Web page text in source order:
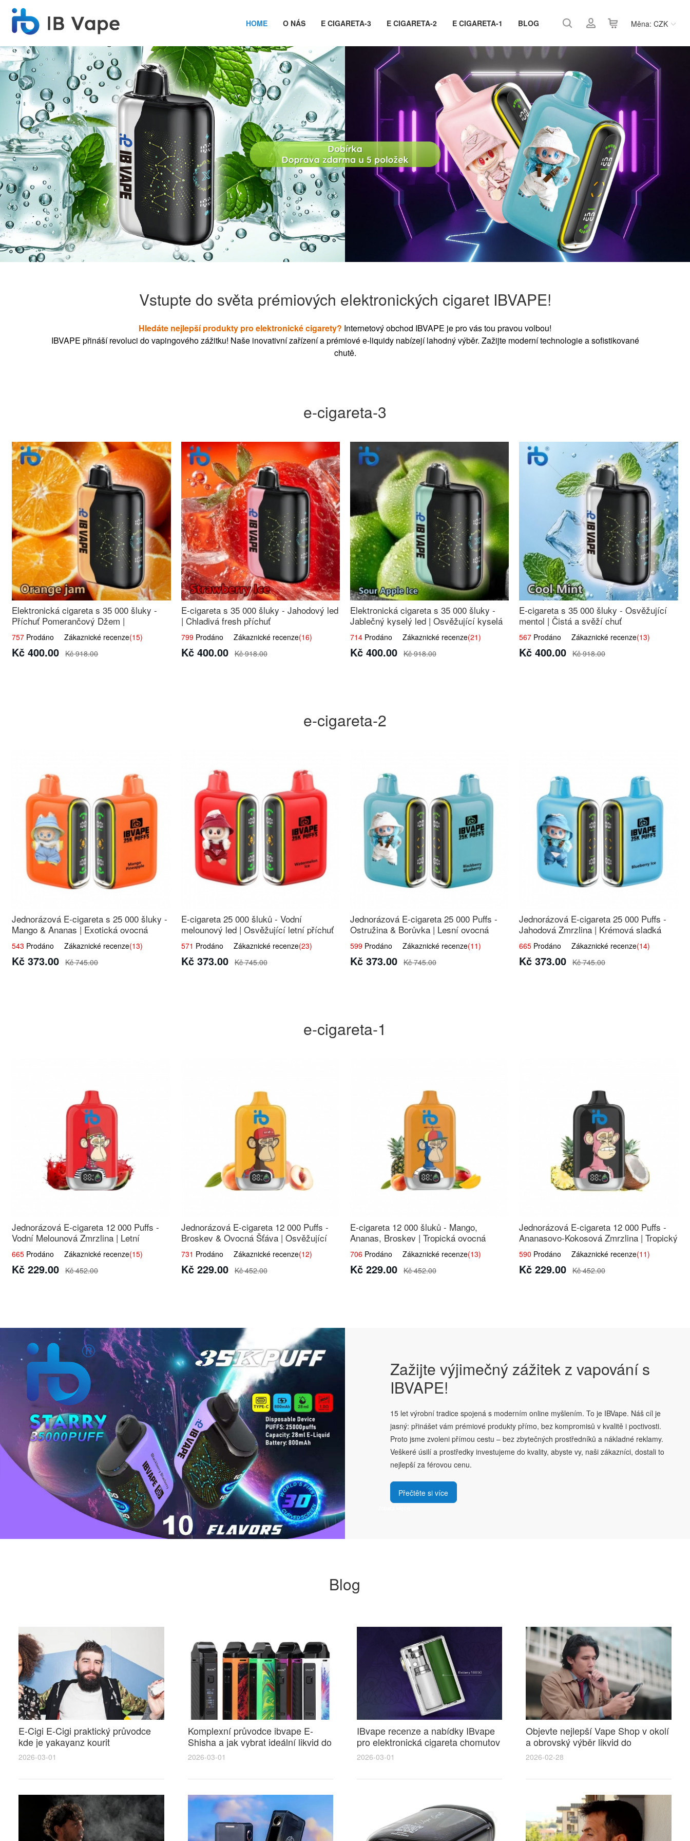
Měna: CZK
HOME O NÁS E CIGARETA-3 E CIGARETA-2 E CIGARETA-1 BLOG
Vstupte do světa prémiových elektronických cigaret IBVAPE!
Hledáte nejlepší produkty pro elektronické cigarety? Internetový obchod IBVAPE je pro vás tou pravou volbou!
IBVAPE přináší revoluci do vapingového zážitku! Naše inovativní zařízení a prémiové e-liquidy nabízejí lahodný výběr. Zažijte moderní technologie a sofistikované
chutě.
e-cigareta-3
Elektronická cigareta s 35 000 šluky -
Příchuť Pomerančový Džem |
Dlouhotrvající zážitek
757 Prodáno Zákaznické recenze(15)
Kč 400.00 Kč 918.00
E-cigareta s 35 000 šluky - Jahodový led
| Chladivá fresh příchuť
799Prodáno Zákaznické recenze(16)
Kč 400.00 Kč 918.00
Elektronická cigareta s 35 000 šluky -
Jablečný kyselý led | Osvěžující kyselá
jablka
714Prodáno Zákaznické recenze(21)
Kč 400.00 Kč 918.00
E-cigareta s 35 000 šluky - Osvěžující
mentol | Čistá a svěží chuť
567 Prodáno Zákaznické recenze(13)
Kč 400.00 Kč 918.00
e-cigareta-2
Jednorázová E-cigareta s 25 000 šluky -
Mango & Ananas | Exotická ovocná
směs
543 Prodáno Zákaznické recenze(13)
Kč 373.00 Kč 745.00
E-cigareta 25 000 šluků - Vodní
melounový led | Osvěžující letní příchuť
571 Prodáno Zákaznické recenze(23)
Kč 373.00 Kč 745.00
Jednorázová E-cigareta 25 000 Puffs -
Ostružina & Borůvka | Lesní ovocná
směs
599Prodáno Zákaznické recenze(11)
Kč 373.00 Kč 745.00
Jednorázová E-cigareta 25 000 Puffs -
Jahodová Zmrzlina | Krémová sladká
příchuť
665 Prodáno Zákaznické recenze(14)
Kč 373.00 Kč 745.00
e-cigareta-1
Jednorázová E-cigareta 12 000 Puffs -
Vodní Melounová Zmrzlina | Letní
dezertní příchuť
665 Prodáno Zákaznické recenze(15)
Kč 229.00 Kč 452.00
Jednorázová E-cigareta 12 000 Puffs -
Broskev & Ovocná Šťáva | Osvěžující
ovocná směs
731 Prodáno Zákaznické recenze(12)
Kč 229.00 Kč 452.00
E-cigareta 12 000 šluků - Mango,
Ananas, Broskev | Tropická ovocná
směs
706Prodáno Zákaznické recenze(13)
Kč 229.00 Kč 452.00
Jednorázová E-cigareta 12 000 Puffs -
Ananasovo-Kokosová Zmrzlina | Tropický
dezert
590 Prodáno Zákaznické recenze(11)
Kč 229.00 Kč 452.00
Zažijte výjimečný zážitek z vapování s
IBVAPE!
15 let výrobní tradice spojená s moderním online myšlením. To je IBVape. Náš cíl je
jasný: přinášet vám prémiové produkty přímo, bez kompromisů v kvalitě i poctivosti.
Proto jsme zvoleni přímou cestu – bez zbytečných prostředníků a nákladné reklamy.
Veškeré úsilí a prostředky investujeme do kvality, abyste vy, naši zákazníci, dostali to
nejlepší za férovou cenu.
Přečtěte si více
Blog
E-Cigi E-Cigi praktický průvodce
kde je yakayanz kourit
elektronickou cigaretu pravidla
místa a uživatelské tipy
2026-03-01
Komplexní průvodce ibvape E-
Shisha a jak vybrat ideální likvid do
elektronické cigarety pro plnou chuť
2026-03-01
IBvape recenze a nabídky IBvape
pro elektronická cigareta chomutov
srovnání cen a tipy
2026-03-01
Objevte nejlepší Vape Shop v okolí
a obrovský výběr likvid do
elektronické cigarety pro
každodenní vapování
2026-02-28